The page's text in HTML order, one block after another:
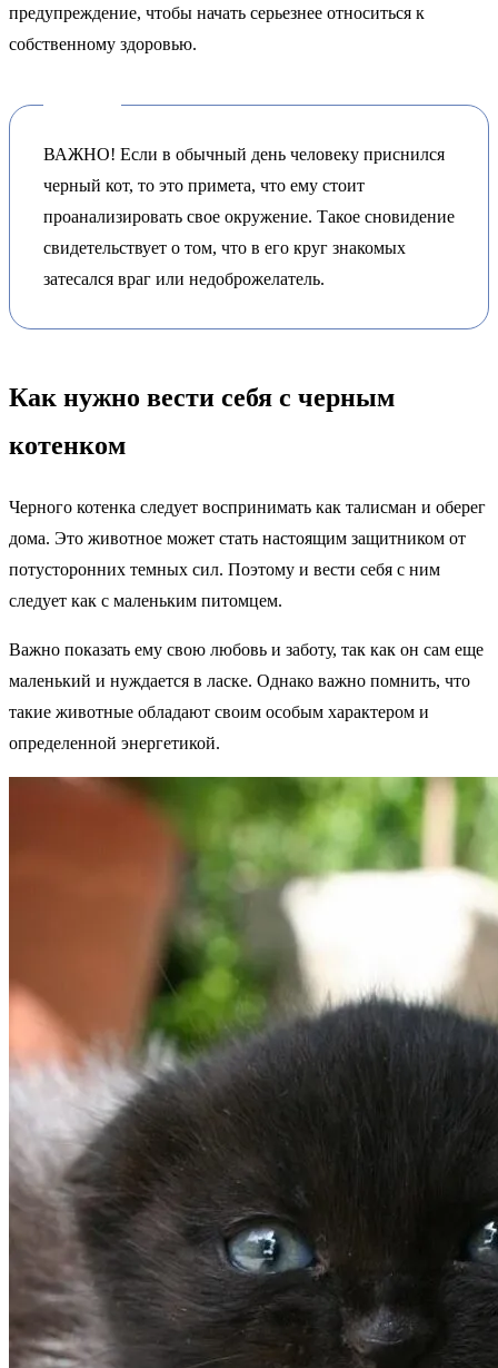
предупреждение, чтобы начать серьезнее относиться к
собственному здоровью.
ВАЖНО! Если в обычный день человеку приснился
черный кот, то это примета, что ему стоит
проанализировать свое окружение. Такое сновидение
свидетельствует о том, что в его круг знакомых
затесался враг или недоброжелатель.
Как нужно вести себя с черным
котенком
Черного котенка следует воспринимать как талисман и оберег
дома. Это животное может стать настоящим защитником от
потусторонних темных сил. Поэтому и вести себя с ним
следует как с маленьким питомцем.
Важно показать ему свою любовь и заботу, так как он сам еще
маленький и нуждается в ласке. Однако важно помнить, что
такие животные обладают своим особым характером и
определенной энергетикой.